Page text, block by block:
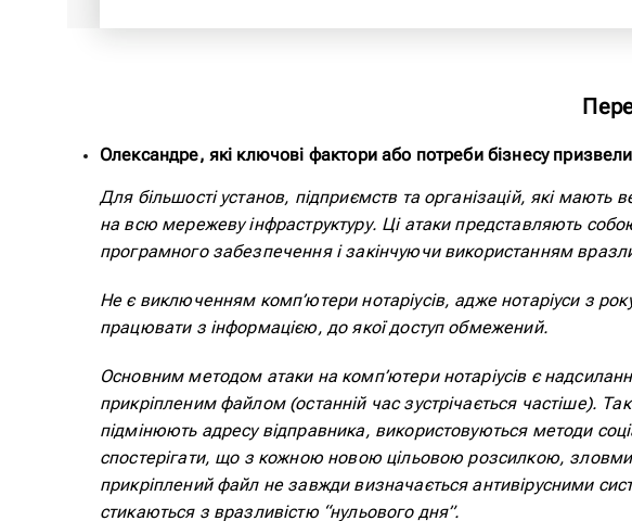
Олександре, які ключові фактори або потреби бізнесу
Для більшості установ, підприємств та організацій, які
на всю мережеву інфраструктуру. Ці атаки представляють
програмного забезпечення і закінчуючи використанням
Не є виключенням комп’ютери нотаріусів, адже нотаріуси з
працювати з інформацією, до якої доступ обмежений.
Основним методом атаки на комп’ютери нотаріусів є
прикріпленим файлом (останній час зустрічається частіше).
підмінюють адресу відправника, використовуються методи
спостерігати, що з кожною новою цільовою розсилкою,
прикріплений файл не завжди визначається антивірусними
стикаються з вразливістю “нульового дня”.